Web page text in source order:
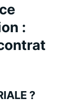
:
?